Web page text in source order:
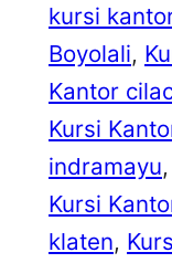
kursi
Boyolali,
Kantor
Kursi
indramayu,
Kursi
klaten,